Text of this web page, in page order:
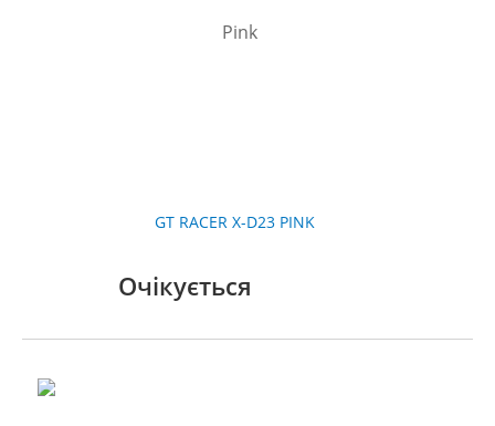
GT RACER X-D23 PINK
Очікується